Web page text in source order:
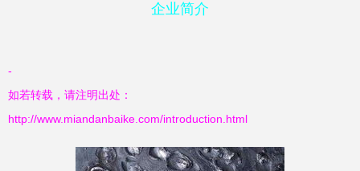
企业简介
-
如若转载，请注明出处：
http://www.miandanbaike.com/introduction.html